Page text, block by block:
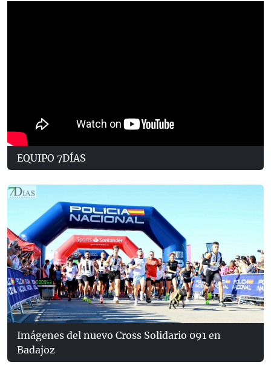
EQUIPO 7DÍAS
Imágenes del nuevo Cross Solidario 091 en
Badajoz